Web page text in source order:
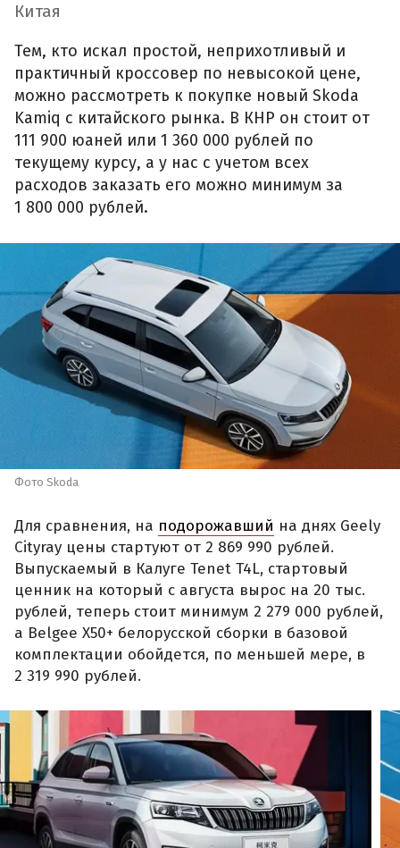
Китая
Тем, кто искал простой, неприхотливый и
практичный кроссовер по невысокой цене,
можно рассмотреть к покупке новый Skoda
Kamiq с китайского рынка. В КНР он стоит от
111 900 юаней или 1 360 000 рублей по
текущему курсу, а у нас с учетом всех
расходов заказать его можно минимум за
1 800 000 рублей.
Фото Skoda
Для сравнения, на подорожавший на днях Geely
Cityray цены стартуют от 2 869 990 рублей.
Выпускаемый в Калуге Tenet T4L, стартовый
ценник на который с августа вырос на 20 тыс.
рублей, теперь стоит минимум 2 279 000 рублей,
а Belgee X50+ белорусской сборки в базовой
комплектации обойдется, по меньшей мере, в
2 319 990 рублей.